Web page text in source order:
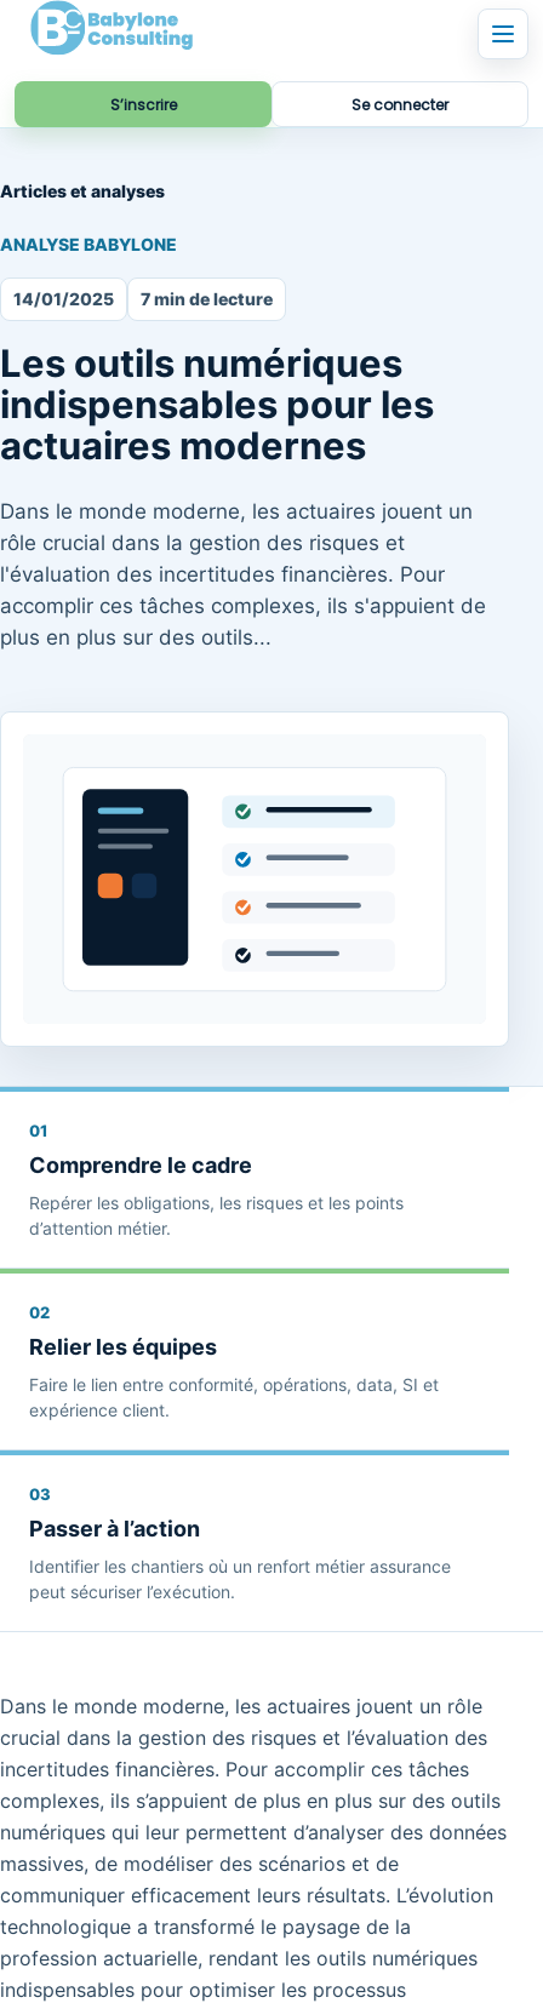
S’inscrire Se connecter
Articles et analyses
ANALYSE BABYLONE
14/01/2025 7 min de lecture
Les outils numériques
indispensables pour les
actuaires modernes
Dans le monde moderne, les actuaires jouent un
rôle crucial dans la gestion des risques et
l'évaluation des incertitudes financières. Pour
accomplir ces tâches complexes, ils s'appuient de
plus en plus sur des outils...
01
Comprendre le cadre
Repérer les obligations, les risques et les points
d’attention métier.
02
Relier les équipes
Faire le lien entre conformité, opérations, data, SI et
expérience client.
03
Passer à l’action
Identifier les chantiers où un renfort métier assurance
peut sécuriser l’exécution.
Dans le monde moderne, les actuaires jouent un rôle
crucial dans la gestion des risques et l’évaluation des
incertitudes financières. Pour accomplir ces tâches
complexes, ils s’appuient de plus en plus sur des outils
numériques qui leur permettent d’analyser des données
massives, de modéliser des scénarios et de
communiquer efficacement leurs résultats. L’évolution
technologique a transformé le paysage de la
profession actuarielle, rendant les outils numériques
indispensables pour optimiser les processus